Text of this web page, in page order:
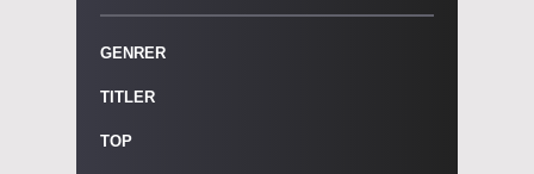
GENRER
TITLER
TOP